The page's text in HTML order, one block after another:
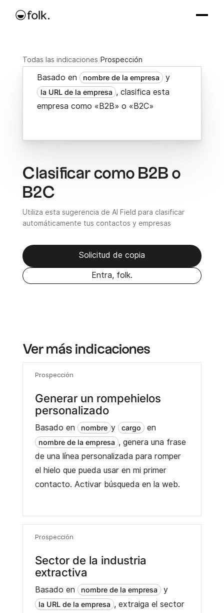
Todas las indicaciones/Prospección
Basado en nombre de la empresa y
la URL de la empresa , clasifica esta
empresa como «B2B» o «B2C»
Clasificar como B2B o
B2C
Utiliza esta sugerencia de AI Field para clasificar
automáticamente tus contactos y empresas
Solicitud de copia
Entra, folk.
Ver más indicaciones
Prospección
Generar un rompehielos
personalizado
Basado en nombre y cargo en
nombre de la empresa , genera una frase
de una línea personalizada para romper
el hielo que pueda usar en mi primer
contacto. Activar búsqueda en la web.
Prospección
Sector de la industria
extractiva
Basado en nombre de la empresa y
la URL de la empresa , extraiga el sector